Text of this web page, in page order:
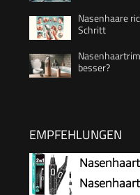
Nasenhaare
Schritt
besser?
EMPFEHLUNGEN